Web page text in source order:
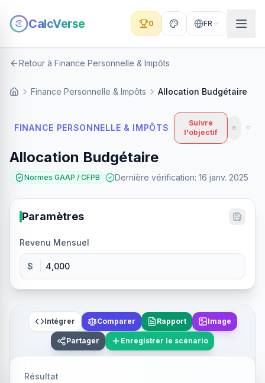
CalcVerse 0 FR
Retour à Finance Personnelle & Impôts
Finance Personnelle & Impôts Allocation Budgétaire
FINANCE PERSONNELLE & IMPÔTS
Suivre
l'objectif
Allocation Budgétaire
Normes GAAP / CFPB Dernière vérification: 16 janv. 2025
Paramètres
Revenu Mensuel
$
Intégrer Comparer Rapport Image
Partager Enregistrer le scénario
Résultat